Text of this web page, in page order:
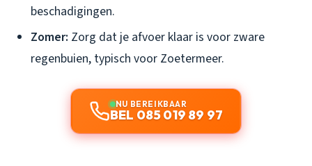
beschadigingen.
Zomer: Zorg dat je afvoer klaar is voor zware
regenbuien, typisch voor Zoetermeer.
NU BEREIKBAAR
BEL 085 019 89 97